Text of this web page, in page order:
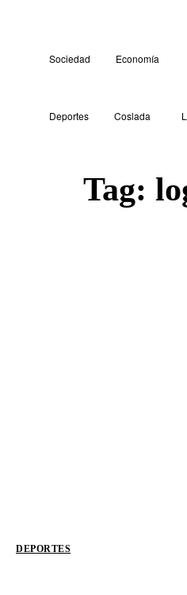
Sociedad Economía
Deportes Coslada
Tag:
DEPORTES